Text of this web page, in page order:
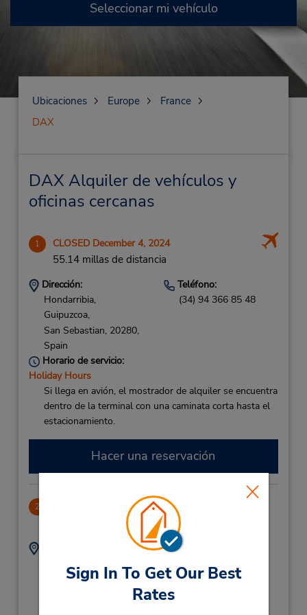
Sign In To Get Our Best
Rates
Seleccionar mi vehículo
Ubicaciones Europe
France
DAX
DAX Alquiler de vehículos y
oficinas cercanas
1 CLOSED December 4, 2024
55.14 millas de distancia
Dirección:
Hondarribia,
Guipuzcoa,
San Sebastian, 20280,
Spain
Teléfono:
(34) 94 366 85 48
Horario de servicio:
Holiday Hours
Si llega en avión, el mostrador de alquiler se encuentra
dentro de la terminal con una caminata corta hasta el
estacionamiento.
Hacer una reservación
2
65.19 millas de distancia
Dirección:
1, Planta 0,
Return Parking Planta
Teléfono: